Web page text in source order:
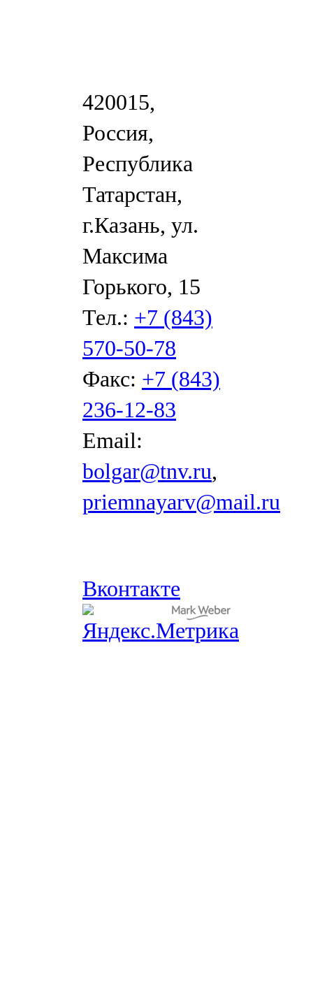
420015,
Россия,
Республика
Татарстан,
г.Казань, ул.
Максима
Горького, 15
Тел.: +7 (843)
570-50-78
Факс: +7 (843)
236-12-83
Email:
bolgar@tnv.ru,
priemnayarv@mail.ru
Вконтакте